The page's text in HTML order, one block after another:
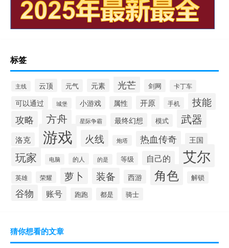
标签
主线 云顶 元气 元素 光芒 剑网 卡丁车
可以通过 城堡 小游戏 属性 开原 手机 技能
攻略 方舟 星际争霸 最终幻想 模式 武器
洛克 游戏 火线 炮塔 热血传奇 王国
玩家 电脑 的人 的是 等级 自己的 艾尔
英雄 荣耀 萝卜 装备 西游 角色 解锁
谷物 账号 跑跑 都是 骑士
猜你想看的文章